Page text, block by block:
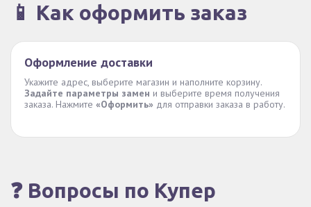
📱 Как оформить заказ
Оформление доставки
Укажите адрес, выберите магазин и наполните корзину.
Задайте параметры замен и выберите время получения
заказа. Нажмите «Оформить» для отправки заказа в работу.
❓ Вопросы по Купер